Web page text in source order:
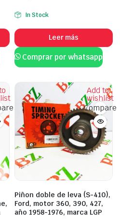
In Stock
Leer más
Comprar por whatsapp
Add to
wishlist
Compare
Piñon doble de leva (S-410),
Ford, motor 360, 390, 427,
año 1958-1976, marca LGP